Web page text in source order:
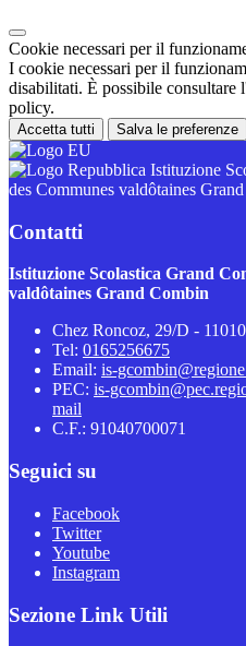
Cookie necessari per il
I cookie necessari per il
disabilitati. È possibile consultare
policy.
Accetta tutti Salva le preferenze
Istituzione
des Communes valdôtaines
Contatti
Istituzione Scolastica Grand
valdôtaines Grand Combin
Chez Roncoz, 29/D -
Tel: 0165256675
Email: is-
PEC: is-
mail
C.F.: 91040700071
Seguici su
Facebook
Twitter
Youtube
Instagram
Sezione Link Utili